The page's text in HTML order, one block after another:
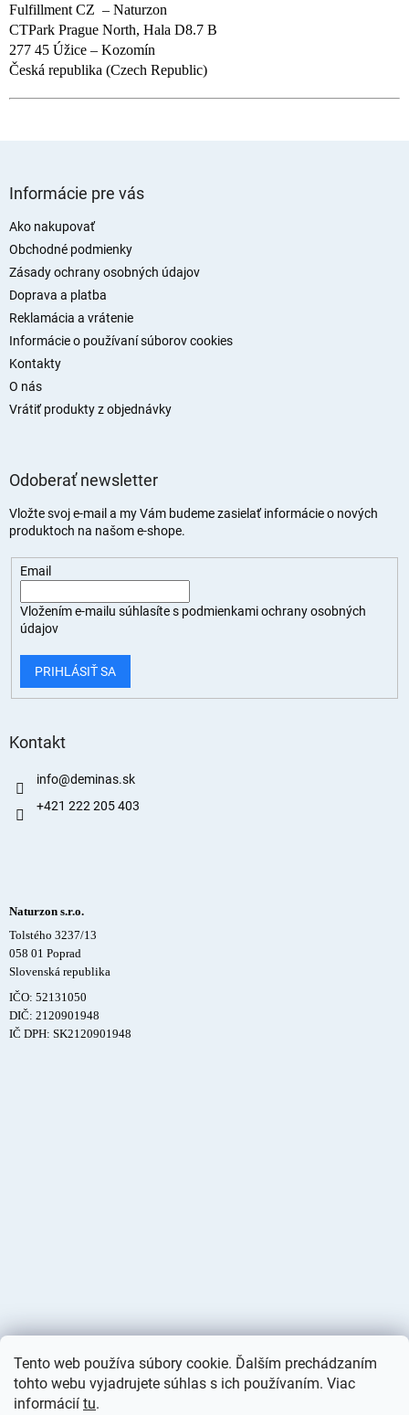
Tento web používa súbory cookie. Ďalším prechádzaním
tohto webu vyjadrujete súhlas s ich používaním. Viac
informácií tu.
Fulfillment CZ – Naturzon
CTPark Prague North, Hala D8.7 B
277 45 Úžice – Kozomín
Česká republika (Czech Republic)
Informácie pre vás
Ako nakupovať
Obchodné podmienky
Zásady ochrany osobných údajov
Doprava a platba
Reklamácia a vrátenie
Informácie o používaní súborov cookies
Kontakty
O nás
Vrátiť produkty z objednávky
Odoberať newsletter
Vložte svoj e-mail a my Vám budeme zasielať informácie o nových
produktoch na našom e-shope.
Email
Vložením e-mailu súhlasíte s podmienkami ochrany osobných
údajov
PRIHLÁSIŤ SA
Kontakt
info@deminas.sk
+421 222 205 403
Naturzon s.r.o.
Tolstého 3237/13
058 01 Poprad
Slovenská republika
IČO: 52131050
DIČ: 2120901948
IČ DPH: SK2120901948